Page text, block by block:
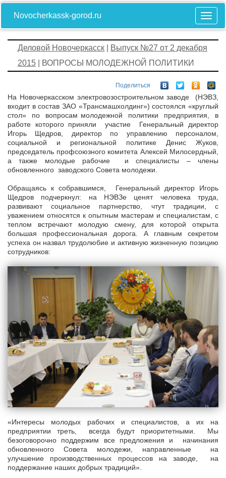
Novocherkassk-gorod.ru
Деловой Новочеркасск
Выпуск №27 от 2 декабря
2015 | ВОПРОСЫ МОЛОДЕЖНОЙ ПОЛИТИКИ
Поделиться
На Новочеркасском электровозостроительном заводе (НЭВЗ,
входит в состав ЗАО «Трансмашхолдинг») состоялся «круглый
стол» по вопросам молодежной политики предприятия, в
работе которого приняли участие Генеральный директор
Игорь Щедров, директор по управлению персоналом,
социальной и региональной политике Денис Жуков,
председатель профсоюзного комитета Алексей Милосердный,
а также молодые рабочие и специалисты – члены
обновленного заводского Совета молодежи.
Обращаясь к собравшимся, Генеральный директор Игорь
Щедров подчеркнул: на НЭВЗе ценят человека труда,
развивают социальное партнерство, чтут традиции, с
уважением относятся к опытным мастерам и специалистам, с
теплом встречают молодую смену, для которой открыта
большая профессиональная дорога. А главным секретом
успеха он назвал трудолюбие и активную жизненную позицию
сотрудников:
«Интересы молодых рабочих и специалистов, а их на
предприятии треть, всегда будут приоритетными. Мы
безоговорочно поддержим все предложения и начинания
обновленного Совета молодежи, направленные на
улучшение производственных процессов на заводе, на
поддержание наших добрых традиций».